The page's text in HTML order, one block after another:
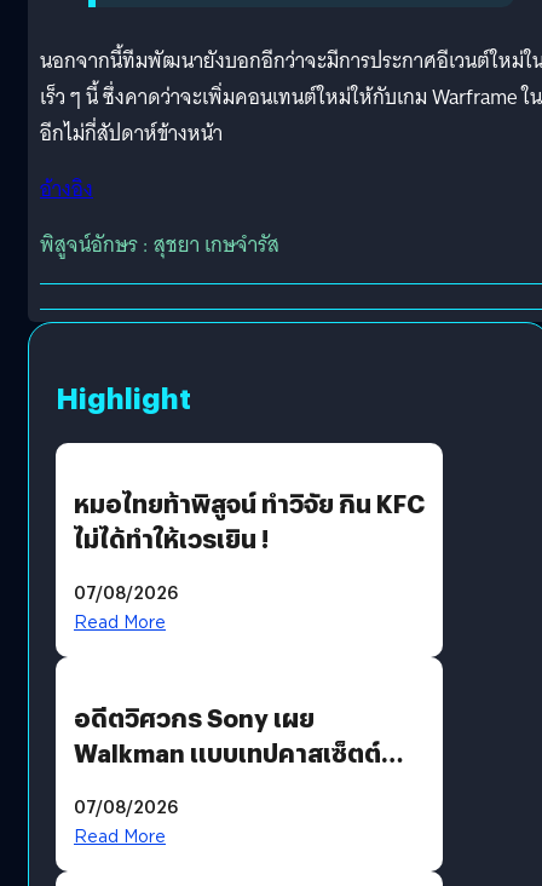
นอกจากนี้ทีมพัฒนายังบอกอีกว่าจะมีการประกาศอีเวนต์ใหม่ใ
เร็ว ๆ นี้ ซึ่งคาดว่าจะเพิ่มคอนเทนต์ใหม่ให้กับเกม Warframe ใน
อีกไม่กี่สัปดาห์ข้างหน้า
อ้างอิง
พิสูจน์อักษร : สุชยา เกษจำรัส
Highlight
หมอไทยท้าพิสูจน์ ทำวิจัย กิน KFC
ไม่ได้ทำให้เวรเยิน !
07/08/2026
Read More
อดีตวิศวกร Sony เผย
Walkman แบบเทปคาสเซ็ตต์
07/08/2026
Read More